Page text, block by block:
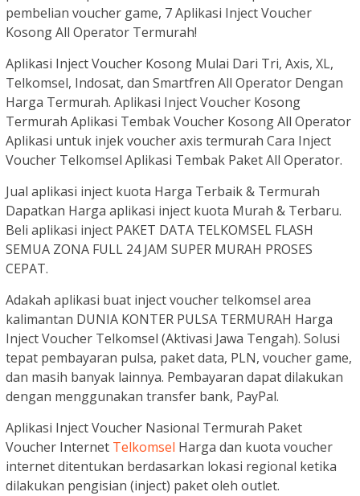
pembelian voucher game, 7 Aplikasi Inject Voucher
Kosong All Operator Termurah!
Aplikasi Inject Voucher Kosong Mulai Dari Tri, Axis, XL,
Telkomsel, Indosat, dan Smartfren All Operator Dengan
Harga Termurah. Aplikasi Inject Voucher Kosong
Termurah Aplikasi Tembak Voucher Kosong All Operator
Aplikasi untuk injek voucher axis termurah Cara Inject
Voucher Telkomsel Aplikasi Tembak Paket All Operator.
Jual aplikasi inject kuota Harga Terbaik & Termurah
Dapatkan Harga aplikasi inject kuota Murah & Terbaru.
Beli aplikasi inject PAKET DATA TELKOMSEL FLASH
SEMUA ZONA FULL 24 JAM SUPER MURAH PROSES
CEPAT.
Adakah aplikasi buat inject voucher telkomsel area
kalimantan DUNIA KONTER PULSA TERMURAH Harga
Inject Voucher Telkomsel (Aktivasi Jawa Tengah). Solusi
tepat pembayaran pulsa, paket data, PLN, voucher game,
dan masih banyak lainnya. Pembayaran dapat dilakukan
dengan menggunakan transfer bank, PayPal.
Aplikasi Inject Voucher Nasional Termurah Paket
Voucher Internet Telkomsel Harga dan kuota voucher
internet ditentukan berdasarkan lokasi regional ketika
dilakukan pengisian (inject) paket oleh outlet.